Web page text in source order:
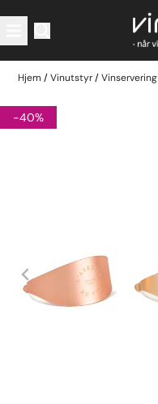
Hopp til innhold
Hjem /Vinutstyr/Vinservering
-40%